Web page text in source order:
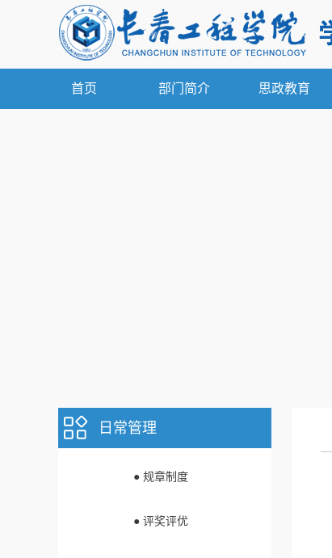
首页 部门简介 思政教育
日常管理
● 规章制度
● 评奖评优